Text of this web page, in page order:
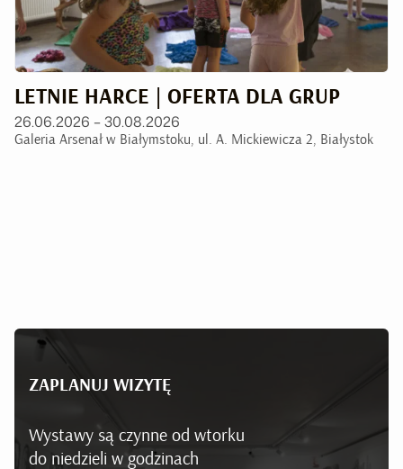
LETNIE HARCE | OFERTA DLA GRUP
26.06.2026 – 30.08.2026
Galeria Arsenał w Białymstoku, ul. A. Mickiewicza 2, Białystok
ZAPLANUJ WIZYTĘ
Wystawy są czynne od wtorku
do niedzieli w godzinach